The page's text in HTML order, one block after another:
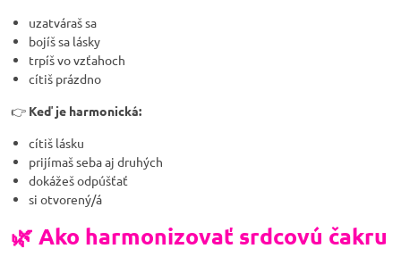
uzatváraš sa
bojíš sa lásky
trpíš vo vzťahoch
cítiš prázdno
👉 Keď je harmonická:
cítiš lásku
prijímaš seba aj druhých
dokážeš odpúšťať
si otvorený/á
🌿 Ako harmonizovať srdcovú čakru